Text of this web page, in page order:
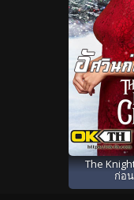
The
ก่อ